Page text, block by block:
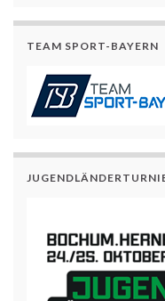
TEAM SPORT-BAYERN